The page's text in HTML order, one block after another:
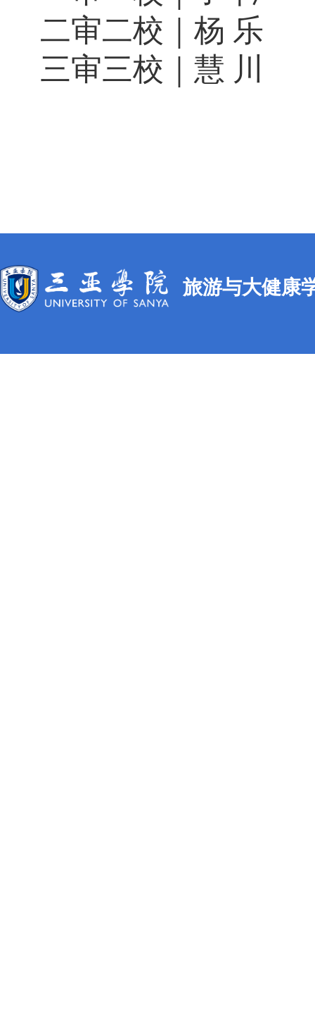
二审二校｜杨 乐
三审三校｜慧 川
旅游与大健康